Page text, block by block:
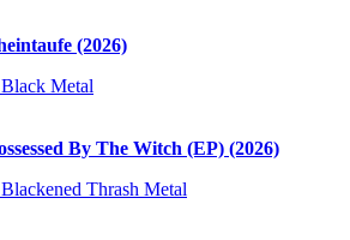
(2026)
Metal
By The Witch (EP) (2026)
Thrash Metal